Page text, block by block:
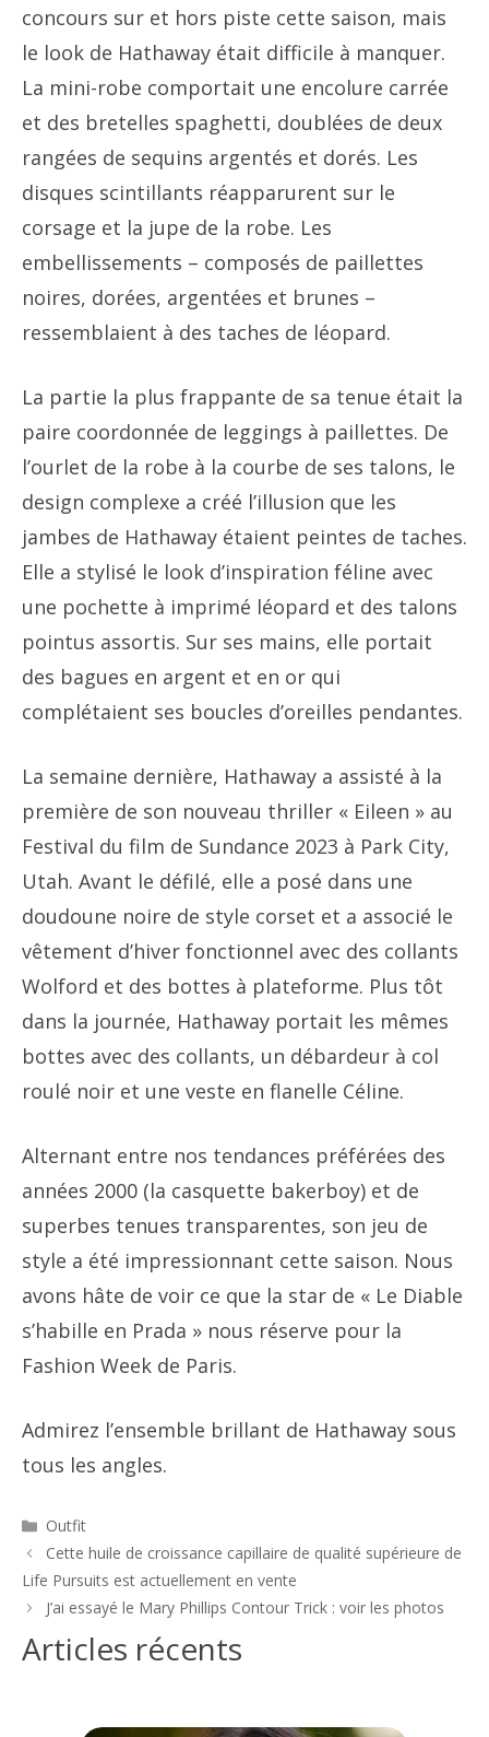
concours sur et hors piste cette saison, mais
le look de Hathaway était difficile à manquer.
La mini-robe comportait une encolure carrée
et des bretelles spaghetti, doublées de deux
rangées de sequins argentés et dorés. Les
disques scintillants réapparurent sur le
corsage et la jupe de la robe. Les
embellissements – composés de paillettes
noires, dorées, argentées et brunes –
ressemblaient à des taches de léopard.
La partie la plus frappante de sa tenue était la
paire coordonnée de leggings à paillettes. De
l’ourlet de la robe à la courbe de ses talons, le
design complexe a créé l’illusion que les
jambes de Hathaway étaient peintes de taches.
Elle a stylisé le look d’inspiration féline avec
une pochette à imprimé léopard et des talons
pointus assortis. Sur ses mains, elle portait
des bagues en argent et en or qui
complétaient ses boucles d’oreilles pendantes.
La semaine dernière, Hathaway a assisté à la
première de son nouveau thriller « Eileen » au
Festival du film de Sundance 2023 à Park City,
Utah. Avant le défilé, elle a posé dans une
doudoune noire de style corset et a associé le
vêtement d’hiver fonctionnel avec des collants
Wolford et des bottes à plateforme. Plus tôt
dans la journée, Hathaway portait les mêmes
bottes avec des collants, un débardeur à col
roulé noir et une veste en flanelle Céline.
Alternant entre nos tendances préférées des
années 2000 (la casquette bakerboy) et de
superbes tenues transparentes, son jeu de
style a été impressionnant cette saison. Nous
avons hâte de voir ce que la star de « Le Diable
s’habille en Prada » nous réserve pour la
Fashion Week de Paris.
Admirez l’ensemble brillant de Hathaway sous
tous les angles.
Catégories
Outfit
Navigation
des
Cette huile de croissance capillaire de qualité supérieure de
Life Pursuits est actuellement en vente
J’ai essayé le Mary Phillips Contour Trick : voir les photos
Articles récents